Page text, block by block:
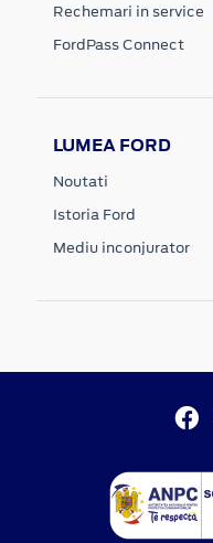
Rechemari in service
FordPass Connect
LUMEA FORD
Noutati
Istoria Ford
Mediu inconjurator